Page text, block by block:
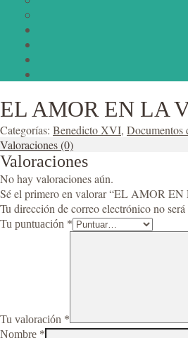
EL AMOR EN LA
Categorías: Benedicto XVI, Documentos
Valoraciones (0)
Valoraciones
No hay valoraciones aún.
Sé el primero en valorar “EL AMOR
Tu dirección de correo electrónico no
Tu puntuación *
Tu valoración *
Nombre *